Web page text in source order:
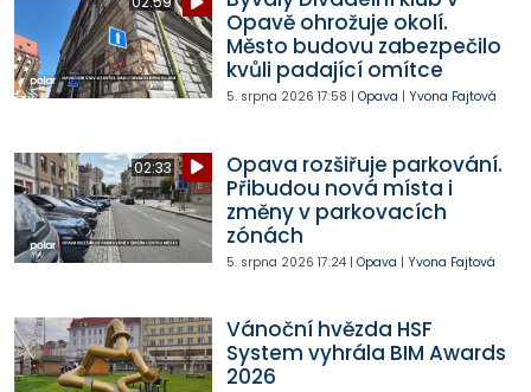
Opavě ohrožuje okolí.
Město budovu zabezpečilo
kvůli padající omítce
5. srpna 2026 17:58 | Opava | Yvona Fajtová
02:33
Opava rozšiřuje parkování.
Přibudou nová místa i
změny v parkovacích
zónách
5. srpna 2026 17:24| Opava | Yvona Fajtová
Vánoční hvězda HSF
System vyhrála BIM Awards
2026